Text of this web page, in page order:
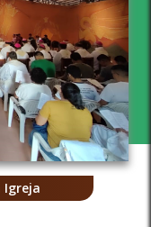
Igreja